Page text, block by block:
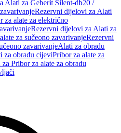
Alati za Geberit Silent-db20 /
Rezervni dijelovi za Alati
za alate za električno
Rezervni dijelovi za Alati za
za sučeono zavarivanjeRezervni
zavarivanjeAlati za obradu
za obradu cijeviPribor za alate za
Pribor za alate za obradu